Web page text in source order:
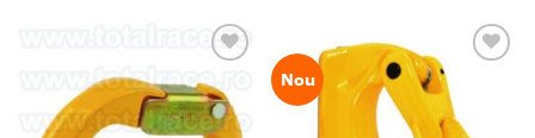
Adauga
in
wishlist!
Nou
Adauga
wishlist!